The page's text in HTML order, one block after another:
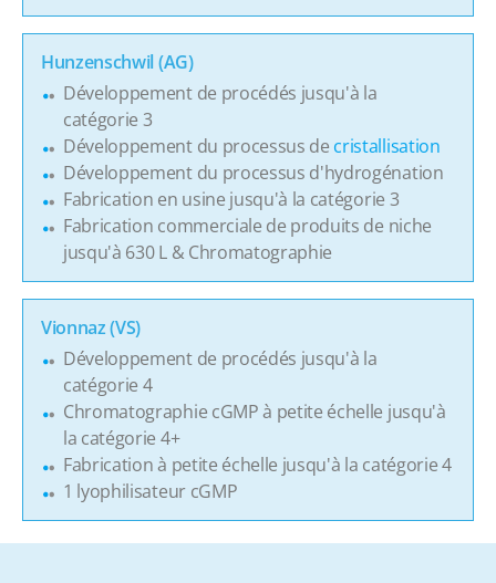
Hunzenschwil (AG)
Développement de procédés jusqu'à la
catégorie 3
Développement du processus de cristallisation
Développement du processus d'hydrogénation
Fabrication en usine jusqu'à la catégorie 3
Fabrication commerciale de produits de niche
jusqu'à 630 L & Chromatographie
Vionnaz (VS)
Développement de procédés jusqu'à la
catégorie 4
Chromatographie cGMP à petite échelle jusqu'à
la catégorie 4+
Fabrication à petite échelle jusqu'à la catégorie 4
1 lyophilisateur cGMP